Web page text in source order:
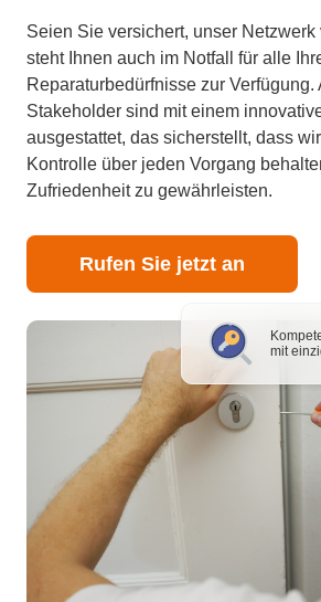
mit
Seien Sie versichert, unser
steht Ihnen auch im Notfall für alle
Reparaturbedürfnisse zur Verfügung.
Stakeholder sind mit einem
ausgestattet, das sicherstellt, dass
Kontrolle über jeden Vorgang
Zufriedenheit zu gewährleisten.
Rufen Sie jetzt an